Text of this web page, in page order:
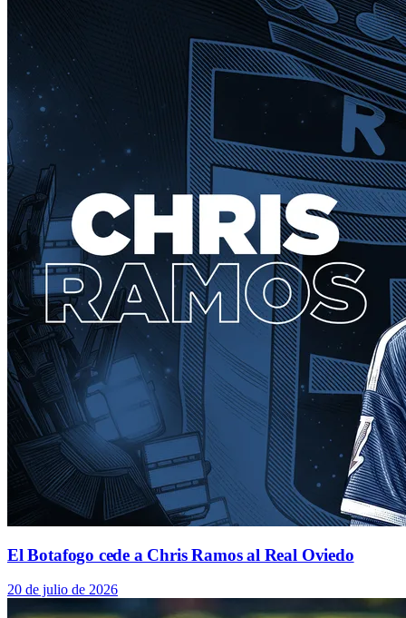
El Botafogo cede a Chris Ramos al Real Oviedo
20 de julio de 2026